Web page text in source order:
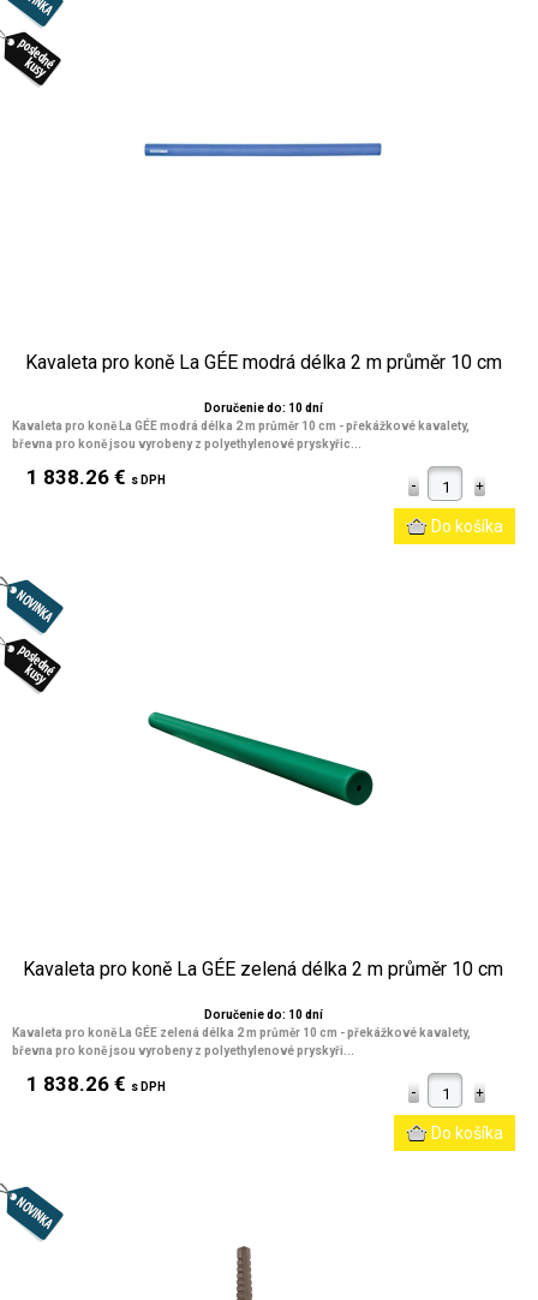
Kavaleta pro koně La GÉE modrá délka 2 m průměr 10 cm
Doručenie do: 10 dní
Kavaleta pro koně La GÉE modrá délka 2 m průměr 10 cm - překážkové kavalety,
břevna pro koně jsou vyrobeny z polyethylenové pryskyřic...
1 838.26 € s DPH
Kavaleta pro koně La GÉE zelená délka 2 m průměr 10 cm
Doručenie do: 10 dní
Kavaleta pro koně La GÉE zelená délka 2 m průměr 10 cm - překážkové kavalety,
břevna pro koně jsou vyrobeny z polyethylenové pryskyři...
1 838.26 € s DPH